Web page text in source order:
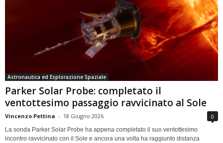
Astronautica ed Esplorazione Spaziale
Parker Solar Probe: completato il
ventottesimo passaggio ravvicinato al Sole
Vincenzo Pettina - 18 Giugno 2026 0
La sonda Parker Solar Probe ha appena completato il suo ventottesimo
incontro ravvicinato con il Sole e ancora una volta ha raggiunto distanza